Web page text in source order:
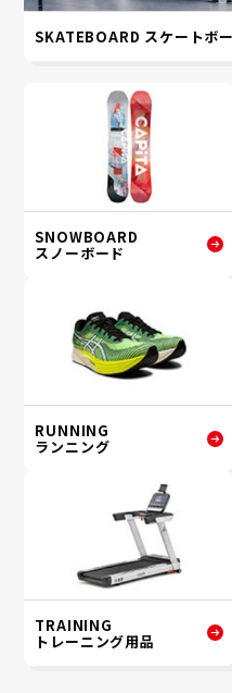
SKATEBOARD スケートボ
SNOWBOARD
スノーボード
RUNNING
ランニング
TRAINING
トレーニング用品